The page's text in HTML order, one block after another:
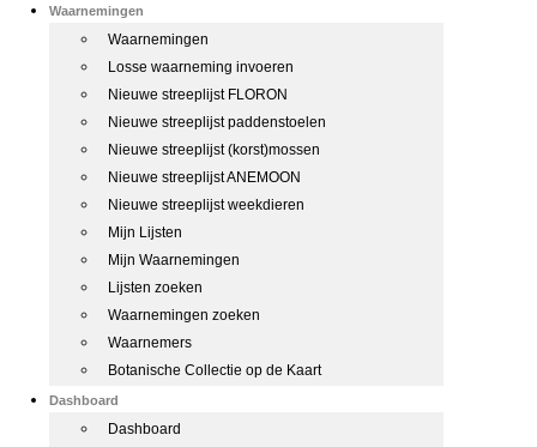
Waarnemingen
Waarnemingen
Losse waarneming invoeren
Nieuwe streeplijst FLORON
Nieuwe streeplijst paddenstoelen
Nieuwe streeplijst (korst)mossen
Nieuwe streeplijst ANEMOON
Nieuwe streeplijst weekdieren
Mijn Lijsten
Mijn Waarnemingen
Lijsten zoeken
Waarnemingen zoeken
Waarnemers
Botanische Collectie op de Kaart
Dashboard
Dashboard